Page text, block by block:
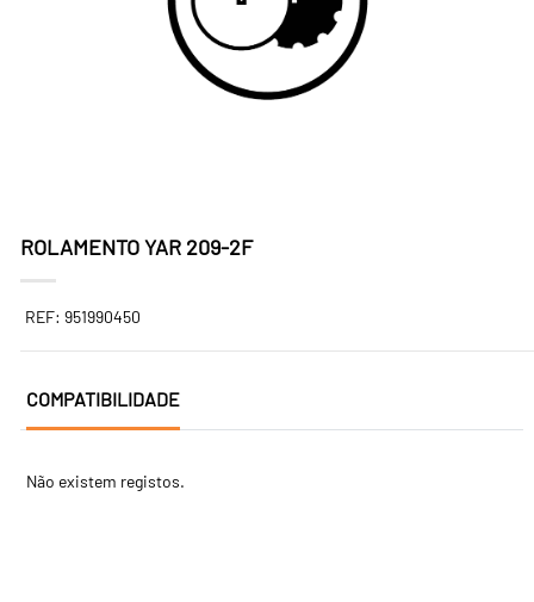
ROLAMENTO YAR 209-2F
REF: 951990450
COMPATIBILIDADE
Não existem registos.